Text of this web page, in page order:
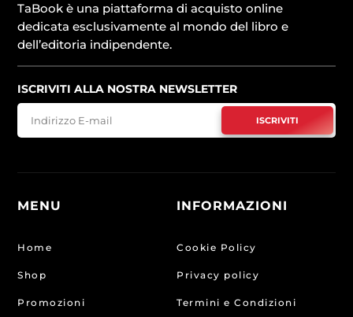
TaBook è una piattaforma di acquisto online
dedicata esclusivamente al mondo del libro e
dell’editoria indipendente.
ISCRIVITI ALLA NOSTRA NEWSLETTER
ISCRIVITI
MENU
Home
Shop
Promozioni
INFORMAZIONI
Cookie Policy
Privacy policy
Termini e Condizioni